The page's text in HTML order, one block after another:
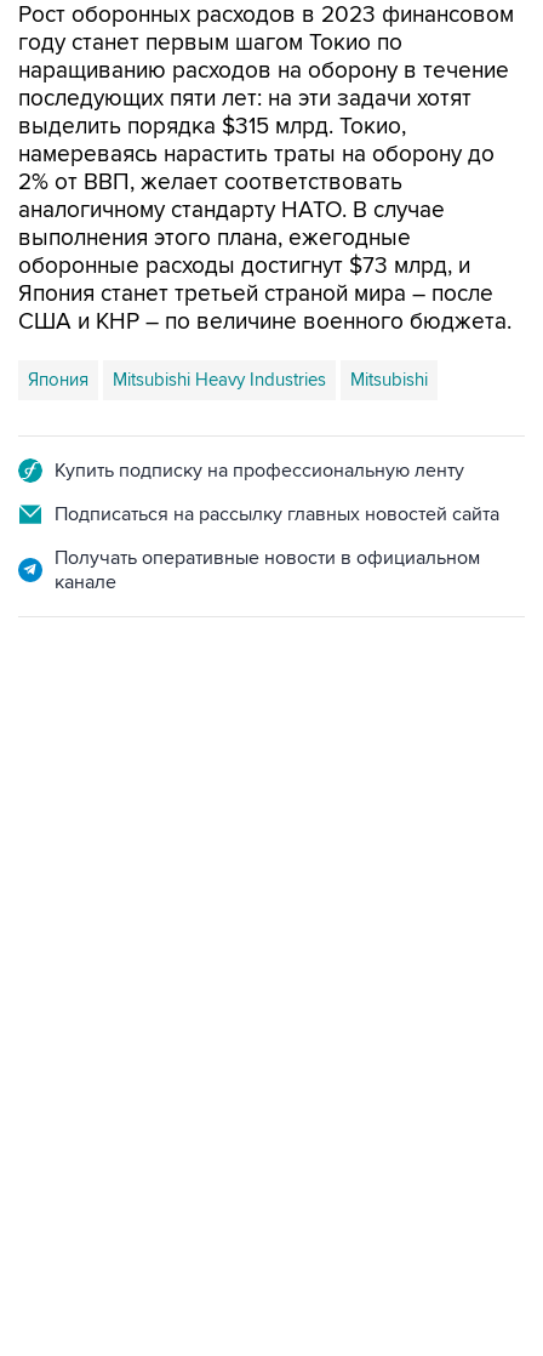
Рост оборонных расходов в 2023 финансовом
году станет первым шагом Токио по
наращиванию расходов на оборону в течение
последующих пяти лет: на эти задачи хотят
выделить порядка $315 млрд. Токио,
намереваясь нарастить траты на оборону до
2% от ВВП, желает соответствовать
аналогичному стандарту НАТО. В случае
выполнения этого плана, ежегодные
оборонные расходы достигнут $73 млрд, и
Япония станет третьей страной мира – после
США и КНР – по величине военного бюджета.
Япония Mitsubishi Heavy Industries Mitsubishi
Купить подписку на профессиональную ленту
Подписаться на рассылку главных новостей сайта
Получать оперативные новости в официальном
канале